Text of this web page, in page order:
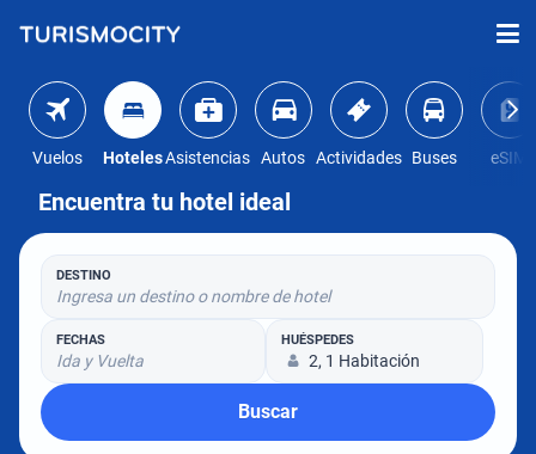
Vuelos HotelesAsistencias Autos Actividades Buses eSIM
Encuentra tu hotel ideal
DESTINO
Ingresa un destino o nombre de hotel
FECHAS
Ida y Vuelta
HUÉSPEDES
2, 1 Habitación
Buscar